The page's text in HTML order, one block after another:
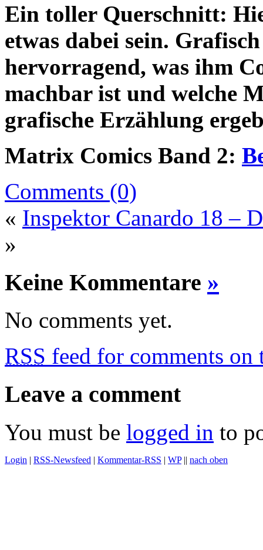
Ein toller Querschnitt:
etwas dabei sein.
hervorragend, was ihm
machbar ist und welche
grafische Erzählung
Matrix Comics Band 2:
Comments (0)
« Inspektor Canardo 18 –
»
Keine Kommentare »
No comments yet.
RSS feed for comments on
Leave a comment
You must be logged in to
Login | RSS-Newsfeed | Kommentar-RSS | WP|| nach oben